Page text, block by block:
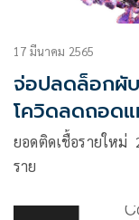
17 มีนาคม 2565
จ่อปลดล็อกผับ-
โควิดลดถอด
ยอดติดเชื้อรายใหม่
ราย